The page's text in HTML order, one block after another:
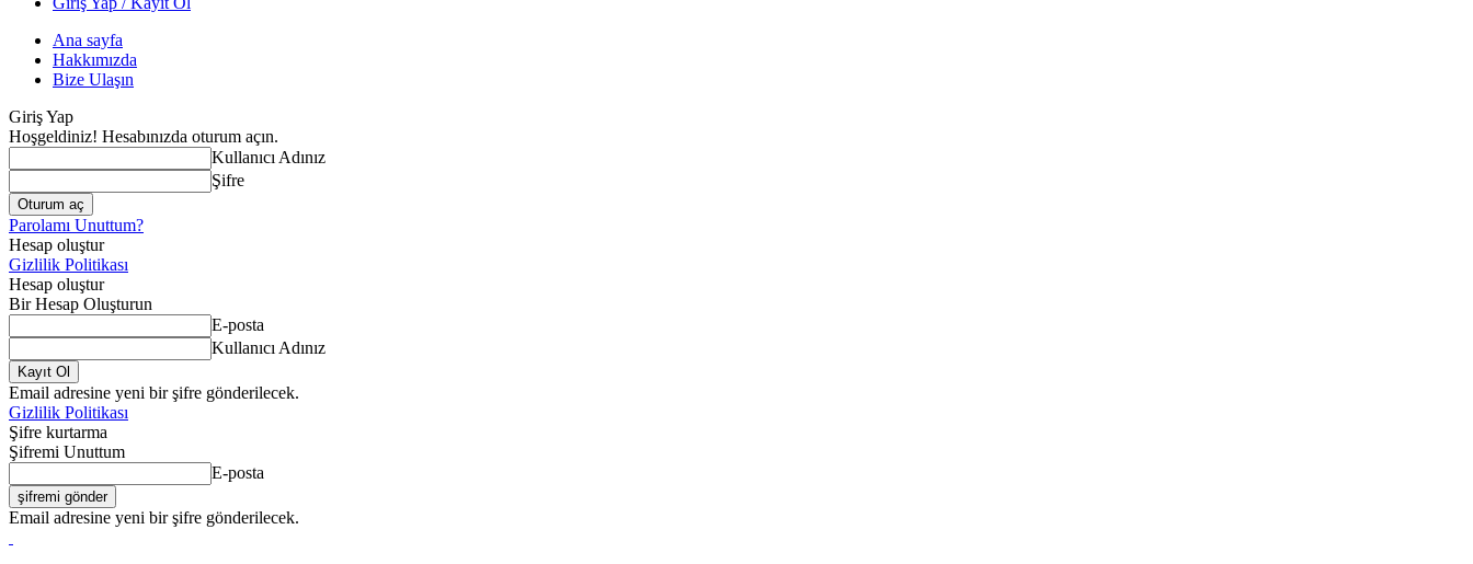
Ana sayfa
Hakkımızda
Bize Ulaşın
Giriş Yap
Hoşgeldiniz! Hesabınızda oturum açın.
Kullanıcı Adınız
Şifre
Parolamı Unuttum?
Hesap oluştur
Gizlilik Politikası
Hesap oluştur
Bir Hesap Oluşturun
E-posta
Kullanıcı Adınız
Email adresine yeni bir şifre gönderilecek.
Gizlilik Politikası
Şifre kurtarma
Şifremi Unuttum
E-posta
Email adresine yeni bir şifre gönderilecek.